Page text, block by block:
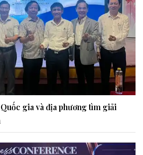
gia và địa phương tìm giải